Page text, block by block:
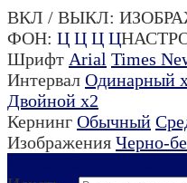
ВКЛ / ВЫКЛ:
ФОН: Ц Ц Ц Ц
Шрифт Arial Times
Интервал Одинарный
Двойной х2
Кернинг Обычный
Изображения Черно-